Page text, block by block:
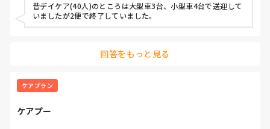
昔デイケア(40人)のところは大型車3台、小型車4台で送迎して
いましたが2便で終了していました。
回答をもっと見る
ケアプラン
ケアプー